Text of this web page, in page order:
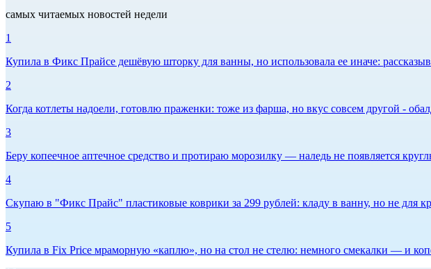
самых читаемых новостей недели
1
Купила в Фикс Прайсе дешёвую шторку для ванны, но использовала ее иначе:
2
Когда котлеты надоели, готовлю праженки: тоже из фарша, но вкус совсем другой -
3
Беру копеечное аптечное средство и протираю морозилку — наледь не появляется
4
Скупаю в "Фикс Прайс" пластиковые коврики за 299 рублей: кладу в ванну, но не для
5
Купила в Fix Price мраморную «каплю», но на стол не стелю: немного смекалки — и